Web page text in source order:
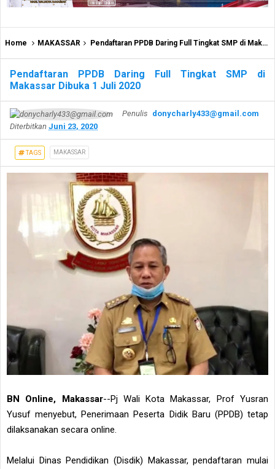
Home MAKASSAR Pendaftaran PPDB Daring Full Tingkat SMP di Makassar Dibuka 1 Juli 2020
Pendaftaran PPDB Daring Full Tingkat SMP di
Makassar Dibuka 1 Juli 2020
Penulis donycharly433@gmail.com
Diterbitkan Juni 23, 2020
TAGS MAKASSAR
BN Online, Makassar--Pj Wali Kota Makassar, Prof Yusran
Yusuf menyebut, Penerimaan Peserta Didik Baru (PPDB) tetap
dilaksanakan secara online.
Melalui Dinas Pendidikan (Disdik) Makassar, pendaftaran mulai